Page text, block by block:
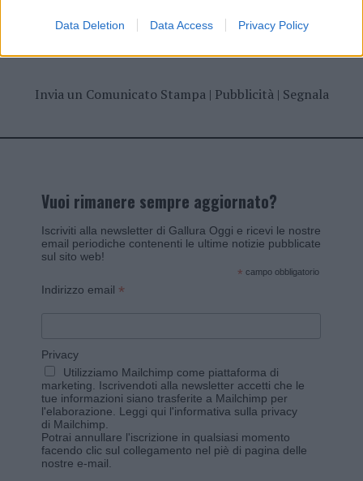
Data Deletion Data Access Privacy Policy
Invia un Comunicato Stampa| Pubblicità| Segnala
Vuoi rimanere sempre aggiornato?
Iscriviti alla newsletter di Gallura Oggi e ricevi le nostre
email periodiche contenenti le ultime notizie pubblicate
sul sito web!
* campo obbligatorio
Indirizzo email *
Privacy
Utilizziamo Mailchimp come piattaforma di
marketing. Iscrivendoti alla newsletter accetti che le
tue informazioni siano trasferite a Mailchimp per
l'elaborazione. Leggi qui l'informativa sulla privacy
di Mailchimp
Potrai annullare l'iscrizione in qualsiasi momento
facendo clic sul collegamento nel piè di pagina delle
nostre e-mail.